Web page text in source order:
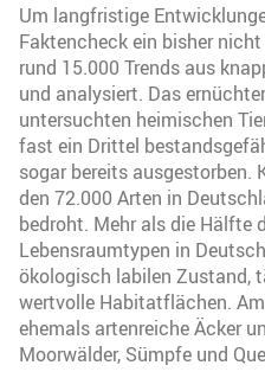
Um langfristige
Faktencheck ein bisher
rund 15.000 Trends aus
und analysiert. Das
untersuchten heimischen
fast ein Drittel
sogar bereits ausgestorben.
den 72.000 Arten in
bedroht. Mehr als die Hälfte
Lebensraumtypen in
ökologisch labilen Zustand,
wertvolle Habitatflächen.
ehemals artenreiche Äcker
Moorwälder, Sümpfe und